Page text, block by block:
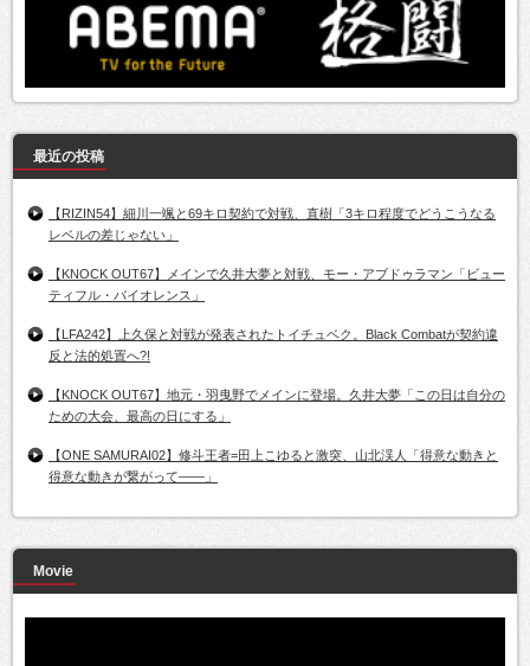
最近の投稿
【RIZIN54】細川一颯と69キロ契約で対戦、直樹「3キロ程度でどうこうなる
レベルの差じゃない」
【KNOCK OUT67】メインで久井大夢と対戦、モー・アブドゥラマン「ビュー
ティフル・バイオレンス」
【LFA242】上久保と対戦が発表されたトイチュベク。Black Combatが契約違
反と法的処置へ?!
【KNOCK OUT67】地元・羽曳野でメインに登場。久井大夢「この日は自分の
ための大会、最高の日にする」
【ONE SAMURAI02】修斗王者=田上こゆると激突、山北渓人「得意な動きと
得意な動きが繋がって――」
Movie